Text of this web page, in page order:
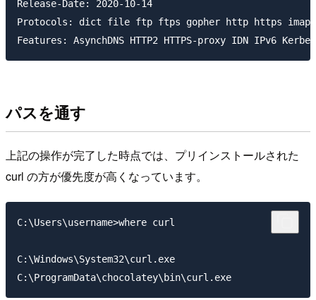
Release-Date: 2020-10-14
Protocols: dict file ftp ftps gopher http https imap
パスを通す
上記の操作が完了した時点では、プリインストールされた
curl の方が優先度が高くなっています。
C:\Users\username>where curl
C:\Windows\System32\curl.exe